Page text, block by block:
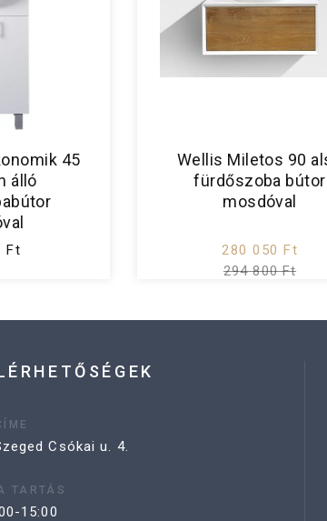
45
álló
Ft
Wellis Miletos 90
fürdőszoba bútor
mosdóval
280 050 Ft
294 800 Ft
Csókai u. 4.
TARTÁS
15:00